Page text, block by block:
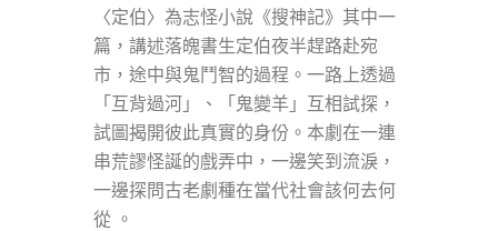
〈定伯〉為志怪小說《搜神記》其中一
篇，講述落魄書生定伯夜半趕路赴宛
市，途中與鬼鬥智的過程。一路上透過
「互背過河」、「鬼變羊」互相試探，
試圖揭開彼此真實的身份。本劇在一連
串荒謬怪誕的戲弄中，一邊笑到流淚，
一邊探問古老劇種在當代社會該何去何
從 。